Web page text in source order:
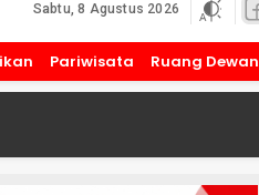
Sabtu, 8 Agustus 2026
Pariwisata Ruang Dewan